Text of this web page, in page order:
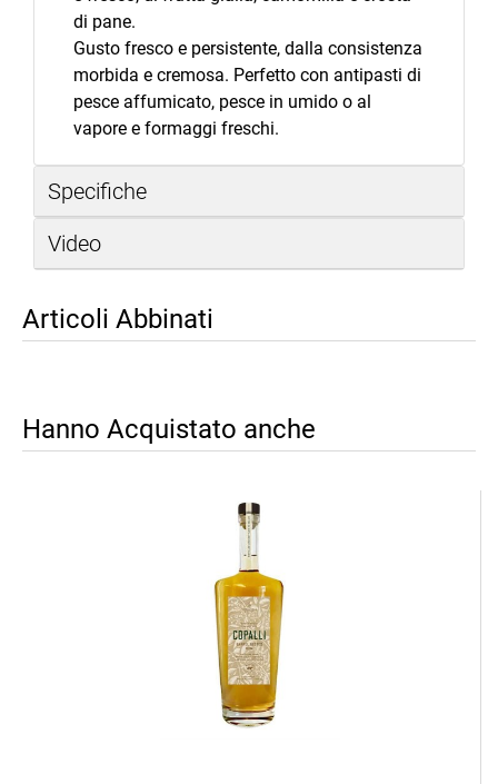
di pane.
Gusto fresco e persistente, dalla consistenza
morbida e cremosa. Perfetto con antipasti di
pesce affumicato, pesce in umido o al
vapore e formaggi freschi.
Specifiche
Video
Articoli Abbinati
Hanno Acquistato anche